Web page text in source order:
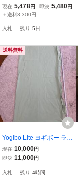
式 座椅子 肘掛け コンパ
クト おしゃれ 腰痛 リク
本製ギア 一人掛け 腰痛対
現在 5,478円 即決 5,480円
＋送料3,300円
入札 - 残り 5日
送料無料
Yogibo Lite ヨギボー ライ
ト用カバー 替えカバー色:
ピスタチオ
現在 10,000円
即決 11,000円
入札 - 残り 4時間